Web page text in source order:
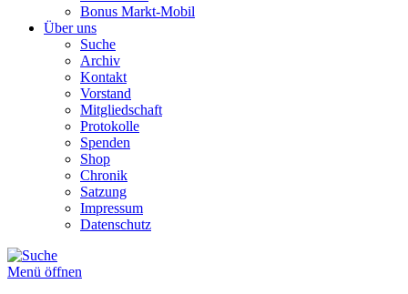
Bonus Markt-Mobil
Über uns
Suche
Archiv
Kontakt
Vorstand
Mitgliedschaft
Protokolle
Spenden
Shop
Chronik
Satzung
Impressum
Datenschutz
Menü öffnen